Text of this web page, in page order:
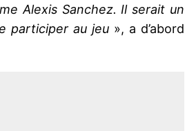
Alexis Sanchez. Il serait un
participer au jeu », a d’abord